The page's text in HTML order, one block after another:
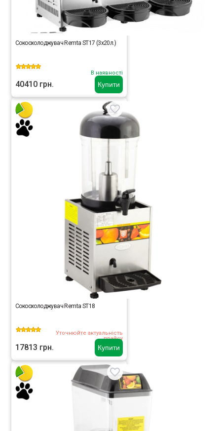
Купити
Сокоохолоджувач Remta ST17 (3х20л.)
В наявності
40410 грн.
Купити
Сокоохолоджувач Remta ST18
Уточнюйте актуальність
прайсу
17813 грн.